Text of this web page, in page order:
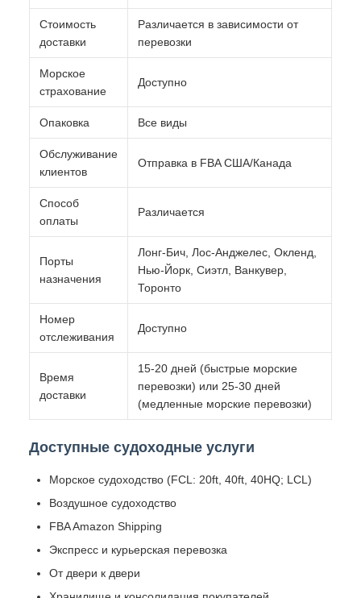
Стоимость
доставки
Различается в зависимости от
перевозки
Морское
страхование
Доступно
Опаковка Все виды
Обслуживание
клиентов
Отправка в FBA США/Канада
Способ
оплаты
Различается
Порты
назначения
Лонг-Бич, Лос-Анджелес, Окленд,
Нью-Йорк, Сиэтл, Ванкувер,
Торонто
Номер
отслеживания
Доступно
Время
доставки
15-20 дней (быстрые морские
перевозки) или 25-30 дней
(медленные морские перевозки)
Доступные судоходные услуги
Морское судоходство (FCL: 20ft, 40ft, 40HQ; LCL)
Воздушное судоходство
FBA Amazon Shipping
Экспресс и курьерская перевозка
От двери к двери